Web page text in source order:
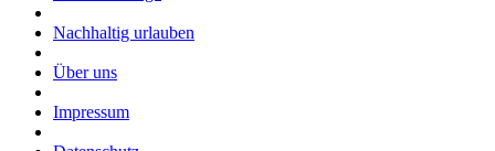
Nachhaltig urlauben
Über uns
Impressum